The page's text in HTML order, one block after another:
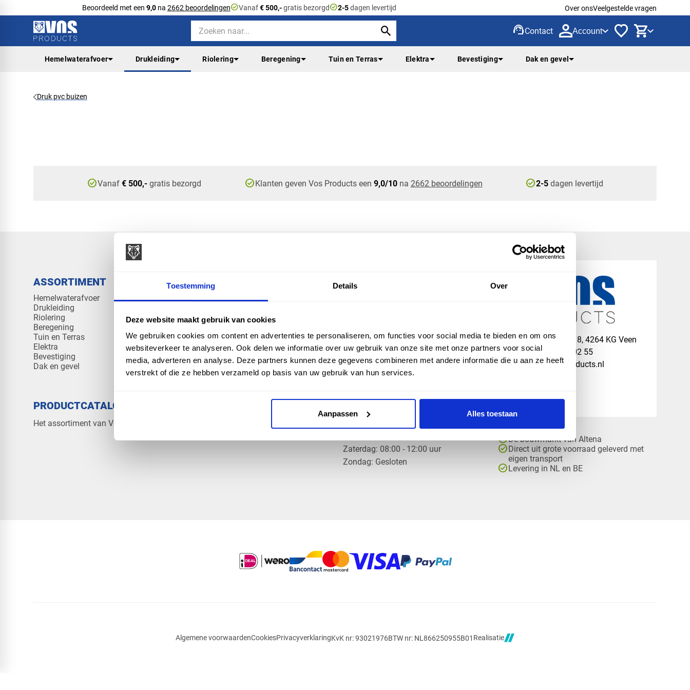
Toestemming Details Over
Deze website maakt gebruik van cookies
We gebruiken cookies om content en advertenties te personaliseren, om functies voor social media te bieden en om ons
websiteverkeer te analyseren. Ook delen we informatie over uw gebruik van onze site met onze partners voor social
media, adverteren en analyse. Deze partners kunnen deze gegevens combineren met andere informatie die u aan ze heeft
verstrekt of die ze hebben verzameld op basis van uw gebruik van hun services.
Aanpassen Alles toestaan
Beoordeeld met een 9,0na 2662 beoordelingencheck_circleVanaf€ 500,-gratis bezorgdcheck_circle2-5dagen levertijd Over onsVeelgestelde vragen
support_agentContact Account
Hemelwaterafvoer Drukleiding Riolering Beregening Tuin en Terras Elektra Bevestiging Dak en gevel
Druk pvc buizen
check_circleVanaf € 500,-gratis bezorgd check_circleKlanten geven Vos Products een 9,0/10na 2662 beoordelingen check_circle2-5 dagen levertijd
ASSORTIMENT
Hemelwaterafvoer
Drukleiding
Riolering
Beregening
Tuin en Terras
Elektra
Bevestiging
Dak en gevel
KENNIS EN HULP
Klantenservice
Veelgestelde vragen
ZAKELIJK
PRODUCTCATALOGUS 2026
Het assortiment van Vos Products
​Zaterdag: 08:00 - 12:00 uur
​Zondag: Gesloten
map Veensesteeg 8, 4264 KG Veen
phone_enabled +31 416 75 02 55
mail info@vosproducts.nl
check_circleDé bouwmarkt van Altena
check_circle Direct uit grote voorraad geleverd met
eigen transport
check_circle Levering in NL en BE
Algemene voorwaardenCookiesPrivacyverklaringKvK nr: 93021976BTW nr: NL866250955B01 Realisatie